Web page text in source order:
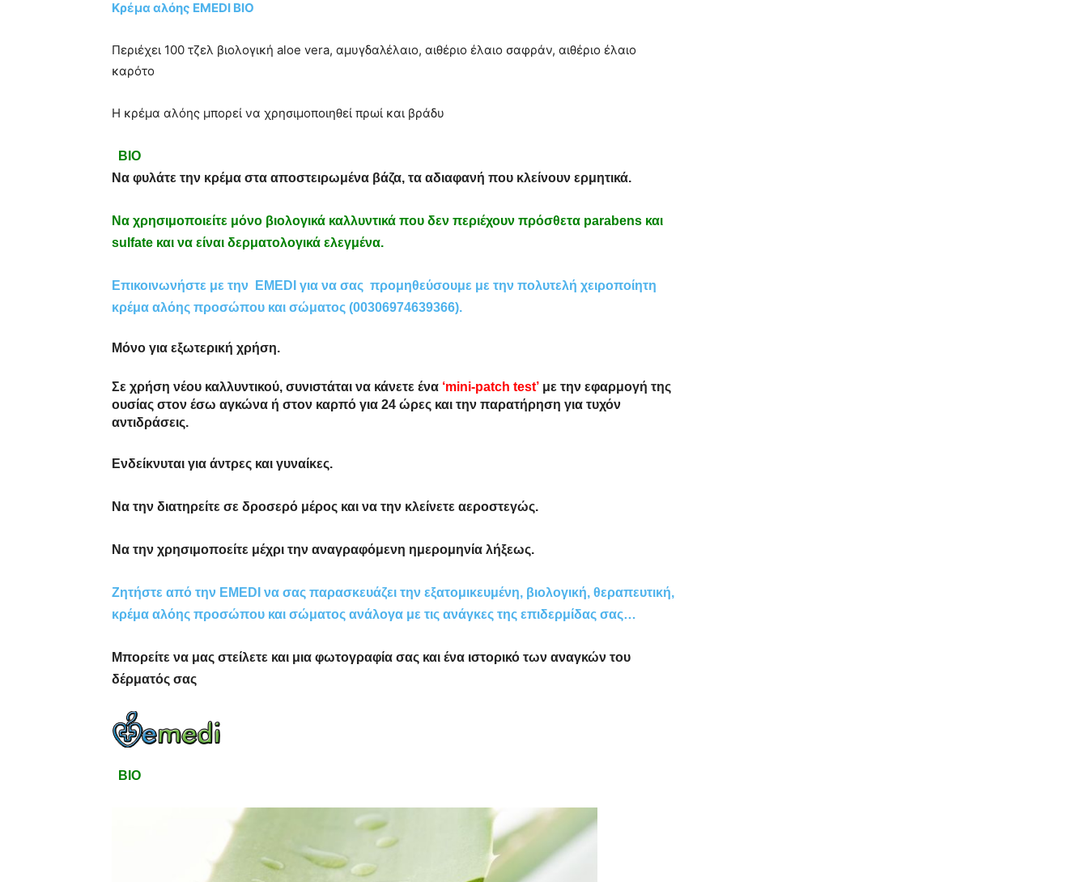
Κρέμα αλόης EMEDI BIO
Περιέχει 100 τζελ βιολογική aloe vera, αμυγδαλέλαιο, αιθέριο έλαιο σαφράν, αιθέριο έλαιο
καρότο
Η κρέμα αλόης μπορεί να χρησιμοποιηθεί πρωί και βράδυ
BIO
Να φυλάτε την κρέμα στα αποστειρωμένα βάζα, τα αδιαφανή που κλείνουν ερμητικά.
Να χρησιμοποιείτε μόνο βιολογικά καλλυντικά που δεν περιέχουν πρόσθετα parabens και
sulfate και να είναι δερματολογικά ελεγμένα.
Επικοινωνήστε με την EMEDI για να σας προμηθεύσουμε με την πολυτελή χειροποίητη
κρέμα αλόης προσώπου και σώματος (00306974639366).
Μόνο για εξωτερική χρήση.
Σε χρήση νέου καλλυντικού, συνιστάται να κάνετε ένα ‘mini-patch test’ με την εφαρμογή της
ουσίας στον έσω αγκώνα ή στον καρπό για 24 ώρες και την παρατήρηση για τυχόν
αντιδράσεις.
Ενδείκνυται για άντρες και γυναίκες.
Να την διατηρείτε σε δροσερό μέρος και να την κλείνετε αεροστεγώς.
Να την χρησιμοποείτε μέχρι την αναγραφόμενη ημερομηνία λήξεως.
Ζητήστε από την EMEDI να σας παρασκευάζει την εξατομικευμένη, βιολογική, θεραπευτική,
κρέμα αλόης προσώπου και σώματος ανάλογα με τις ανάγκες της επιδερμίδας σας…
Μπορείτε να μας στείλετε και μια φωτογραφία σας και ένα ιστορικό των αναγκών του
δέρματός σας
BIO